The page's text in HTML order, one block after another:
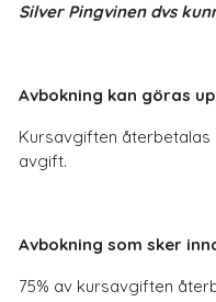
Silver Pingvinen dvs
Avbokning kan göras
Kursavgiften
avgift.
Avbokning som sker
75% av kursavgiften